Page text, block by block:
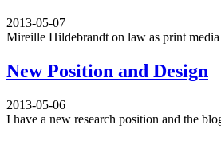
2013-05-07
Mireille Hildebrandt on law as print media
New Position and Design
2013-05-06
I have a new research position and the